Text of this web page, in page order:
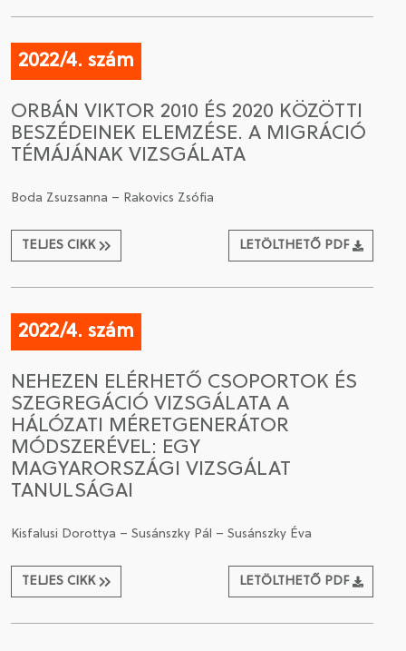
2022/4. szám
ORBÁN VIKTOR 2010 ÉS 2020 KÖZÖTTI
BESZÉDEINEK ELEMZÉSE. A MIGRÁCIÓ
TÉMÁJÁNAK VIZSGÁLATA
Boda Zsuzsanna – Rakovics Zsófia
TELJES CIKK LETÖLTHETŐ PDF
2022/4. szám
NEHEZEN ELÉRHETŐ CSOPORTOK ÉS
SZEGREGÁCIÓ VIZSGÁLATA A
HÁLÓZATI MÉRETGENERÁTOR
MÓDSZERÉVEL: EGY
MAGYARORSZÁGI VIZSGÁLAT
TANULSÁGAI
Kisfalusi Dorottya – Susánszky Pál – Susánszky Éva
TELJES CIKK LETÖLTHETŐ PDF